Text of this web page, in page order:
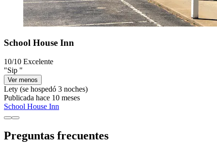
School House Inn
10/10 Excelente
"Sip "
Ver menos
Lety (se hospedó 3 noches)
Publicada hace 10 meses
School House Inn
Preguntas frecuentes